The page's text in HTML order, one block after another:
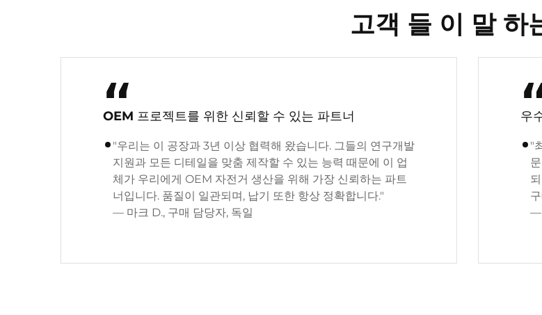
고객 들 이 말 하
“
OEM 프로젝트를 위한 신뢰할 수 있는 파트너
"우리는 이 공장과 3년 이상 협력해 왔습니다. 그들의 연구개발
지원과 모든 디테일을 맞춤 제작할 수 있는 능력 때문에 이 업
체가 우리에게 OEM 자전거 생산을 위해 가장 신뢰하는 파트
너입니다. 품질이 일관되며, 납기 또한 항상 정확합니다."
— 마크 D., 구매 담당자, 독일
우
"
—